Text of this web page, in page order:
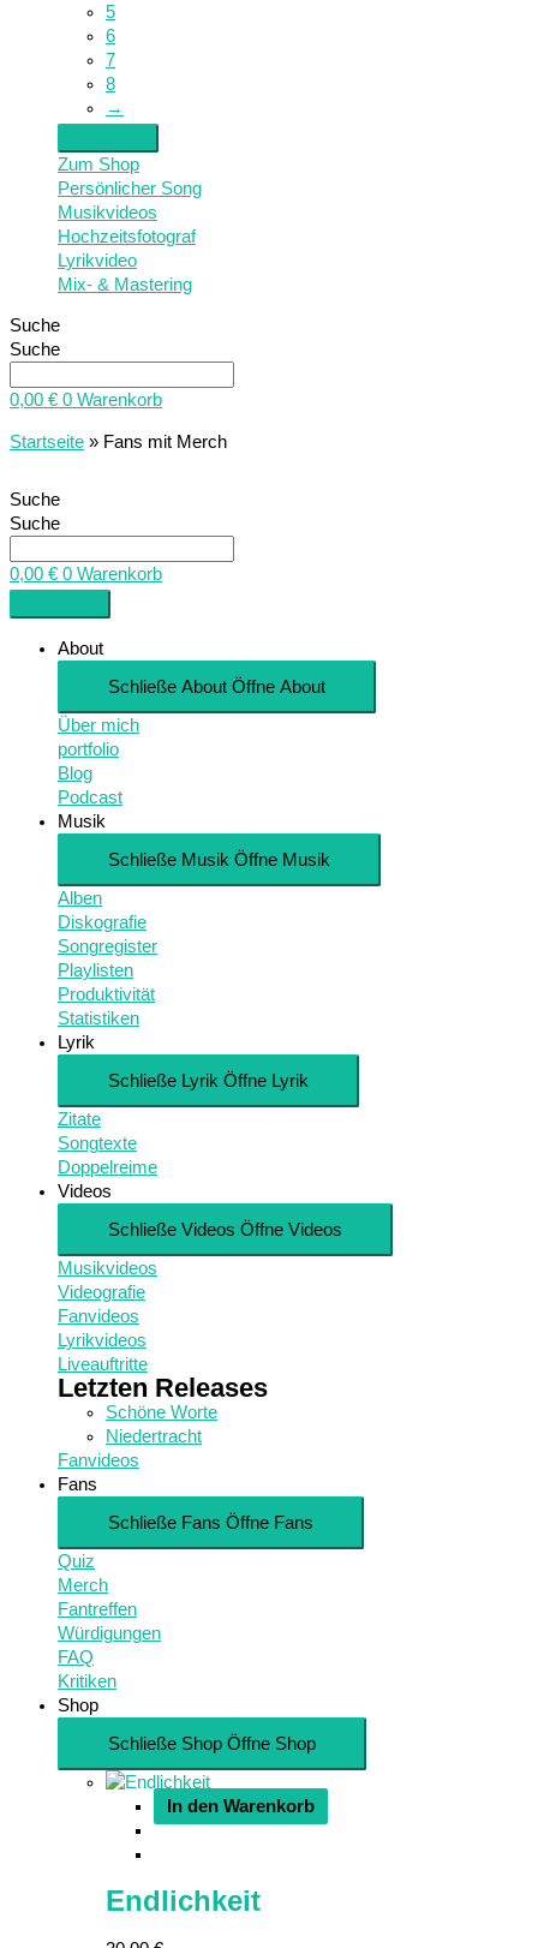
5
6
7
8
→
Zum Shop
Persönlicher Song
Musikvideos
Hochzeitsfotograf
Lyrikvideo
Mix- & Mastering
Suche
Suche
0,00 € 0 Warenkorb
Startseite » Fans mit Merch
Suche
Suche
0,00 € 0 Warenkorb
About
Schließe About Öffne About
Über mich
portfolio
Blog
Podcast
Musik
Schließe Musik Öffne Musik
Alben
Diskografie
Songregister
Playlisten
Produktivität
Statistiken
Lyrik
Schließe Lyrik Öffne Lyrik
Zitate
Songtexte
Doppelreime
Videos
Schließe Videos Öffne Videos
Musikvideos
Videografie
Fanvideos
Lyrikvideos
Liveauftritte
Letzten Releases
Schöne Worte
Niedertracht
Fanvideos
Fans
Schließe Fans Öffne Fans
Quiz
Merch
Fantreffen
Würdigungen
FAQ
Kritiken
Shop
Schließe Shop Öffne Shop
In den Warenkorb
Endlichkeit